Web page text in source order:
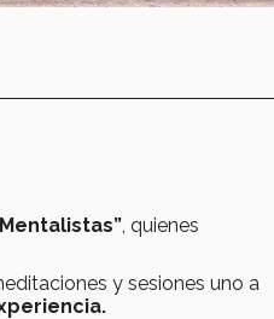
, quienes
y sesiones uno a